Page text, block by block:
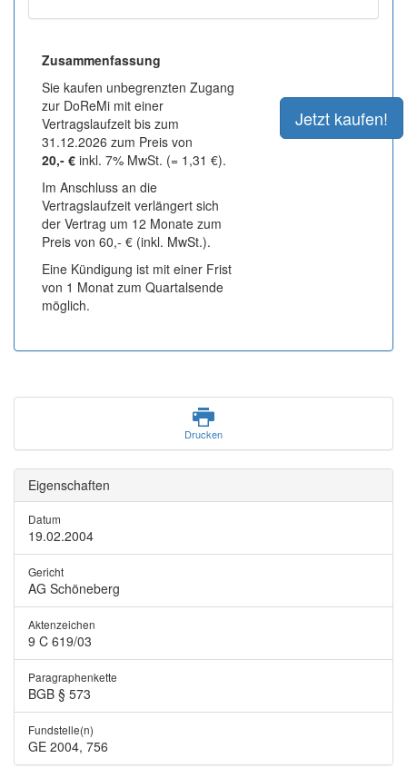
Zusammenfassung
Sie kaufen unbegrenzten Zugang
zur DoReMi mit einer
Vertragslaufzeit bis zum
31.12.2026 zum Preis von
20,- € inkl. 7% MwSt. (= 1,31 €).
Im Anschluss an die
Vertragslaufzeit verlängert sich
der Vertrag um 12 Monate zum
Preis von 60,- € (inkl. MwSt.).
Eine Kündigung ist mit einer Frist
von 1 Monat zum Quartalsende
möglich.
Drucken
Eigenschaften
Datum
19.02.2004
Gericht
AG Schöneberg
Aktenzeichen
9 C 619/03
Paragraphenkette
BGB § 573
Fundstelle(n)
GE 2004, 756